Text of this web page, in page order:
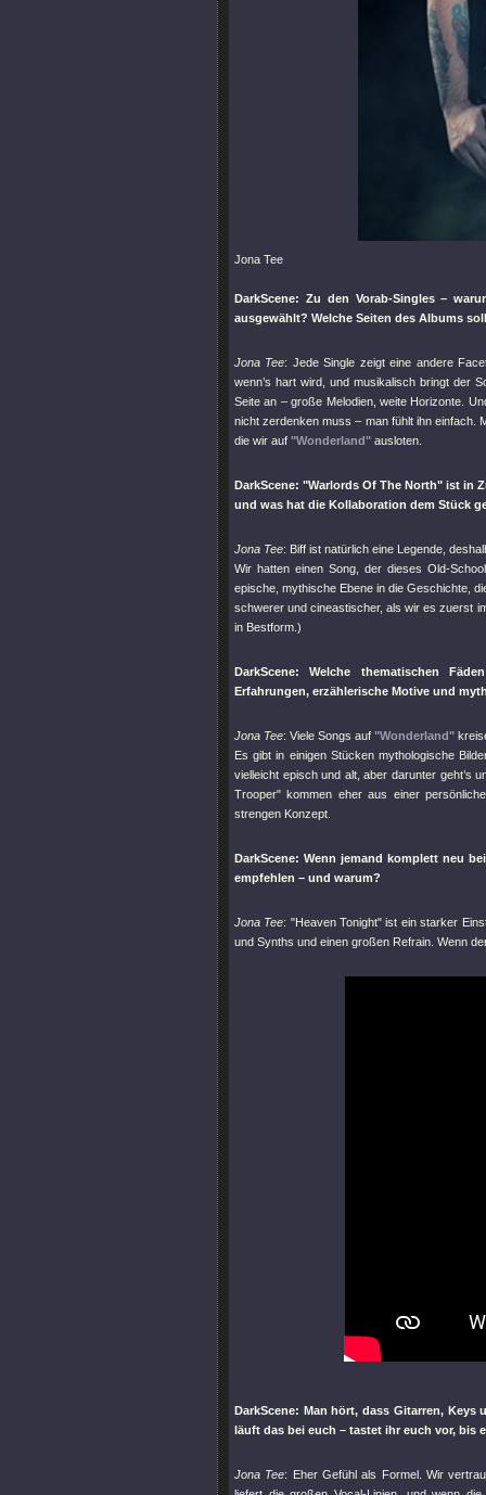
Jona Tee
DarkScene: Zu den Vorab-Singles –
ausgewählt? Welche Seiten des Albums
Jona Tee: Jede Single zeigt eine andere
wenn’s hart wird, und musikalisch bringt der
Seite an – große Melodien, weite Horizonte.
nicht zerdenken muss – man fühlt ihn einfach.
die wir auf "Wonderland" ausloten.
DarkScene:"Warlords Of The North" ist in
und was hat die Kollaboration dem Stück
Jona Tee: Biff ist natürlich eine Legende,
Wir hatten einen Song, der dieses Old-
epische, mythische Ebene in die Geschichte,
schwerer und cineastischer, als wir es zuerst
in Bestform.)
DarkScene: Welche thematischen
Erfahrungen, erzählerische Motive und
Jona Tee: Viele Songs auf "Wonderland"
Es gibt in einigen Stücken mythologische
vielleicht episch und alt, aber darunter geht’s
Trooper" kommen eher aus einer
strengen Konzept.
DarkScene: Wenn jemand komplett neu
empfehlen – und warum?
Jona Tee: "Heaven Tonight" ist ein starker
und Synths und einen großen Refrain. Wenn
DarkScene: Man hört, dass Gitarren,
läuft das bei euch – tastet ihr euch vor, bis
Jona Tee: Eher Gefühl als Formel. Wir